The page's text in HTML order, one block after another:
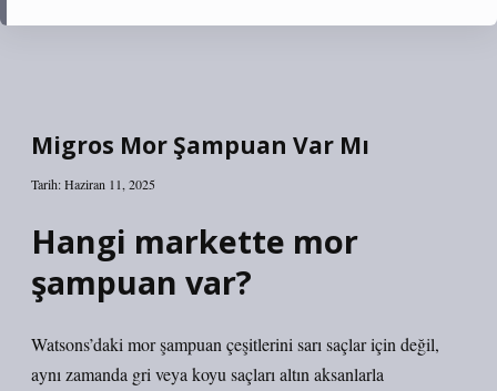
Migros Mor Şampuan Var Mı
Tarih: Haziran 11, 2025
Hangi markette mor
şampuan var?
Watsons’daki mor şampuan çeşitlerini sarı saçlar için değil,
aynı zamanda gri veya koyu saçları altın aksanlarla